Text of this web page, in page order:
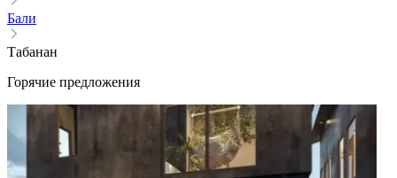
Бали
Табанан
Горячие предложения